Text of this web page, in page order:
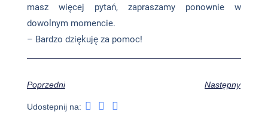
masz więcej pytań, zapraszamy ponownie w
dowolnym momencie.
– Bardzo dziękuję za pomoc!
Poprzedni Następny
Udostepnij na: